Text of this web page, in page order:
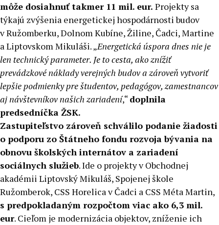
môže dosiahnuť takmer 11 mil. eur. Projekty sa
týkajú zvýšenia energetickej hospodárnosti budov
v Ružomberku, Dolnom Kubíne, Žiline, Čadci, Martine
a Liptovskom Mikuláši. „Energetická úspora dnes nie je
len technický parameter. Je to cesta, ako znížiť
prevádzkové náklady verejných budov a zároveň vytvoriť
lepšie podmienky pre študentov, pedagógov, zamestnancov
aj návštevníkov našich zariadení,“ doplnila
predsedníčka ŽSK.
Zastupiteľstvo zároveň schválilo podanie žiadosti
o podporu zo Štátneho fondu rozvoja bývania na
obnovu školských internátov a zariadení
sociálnych služieb. Ide o projekty v Obchodnej
akadémii Liptovský Mikuláš, Spojenej škole
Ružomberok, CSS Horelica v Čadci a CSS Méta Martin,
s predpokladaným rozpočtom viac ako 6,3 mil.
eur. Cieľom je modernizácia objektov, zníženie ich